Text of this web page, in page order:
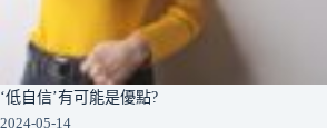
‘低自信’有可能是優點?
2024-05-14